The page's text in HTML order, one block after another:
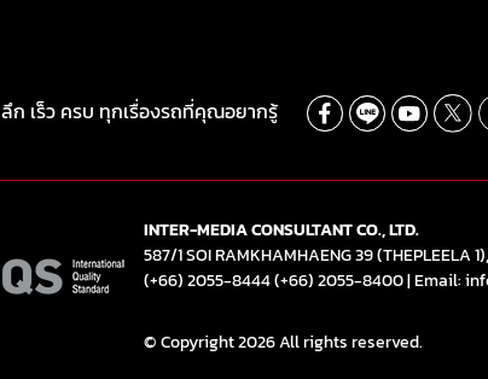
ลึก เร็ว ครบ ทุกเรื่องรถที่คุณอยากรู้
INTER-MEDIA CONSULTANT CO., LTD.
587/1 SOI RAMKHAMHAENG 39 (THEPLEELA
(+66) 2055-8444(+66) 2055-8400|Email:
© Copyright 2026 All rights reserved.